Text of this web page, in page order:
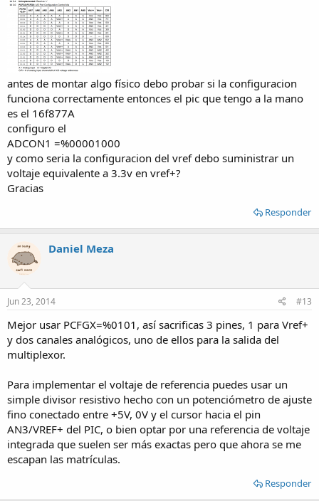
antes de montar algo físico debo probar si la configuracion
funciona correctamente entonces el pic que tengo a la mano
es el 16f877A
configuro el
ADCON1 =%00001000
y como seria la configuracion del vref debo suministrar un
voltaje equivalente a 3.3v en vref+?
Gracias
Responder
Daniel Meza
Jun 23, 2014 #13
Mejor usar PCFGX=%0101, así sacrificas 3 pines, 1 para Vref+
y dos canales analógicos, uno de ellos para la salida del
multiplexor.
Para implementar el voltaje de referencia puedes usar un
simple divisor resistivo hecho con un potenciómetro de ajuste
fino conectado entre +5V, 0V y el cursor hacia el pin
AN3/VREF+ del PIC, o bien optar por una referencia de voltaje
integrada que suelen ser más exactas pero que ahora se me
escapan las matrículas.
Responder